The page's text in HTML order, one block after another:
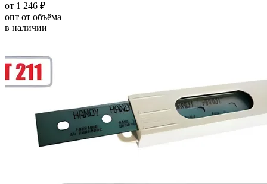
от 1 246 ₽
опт от объёма
в наличии